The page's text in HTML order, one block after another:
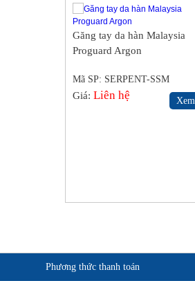
Găng tay da hàn Malaysia
Proguard Argon
Mã SP: SERPENT-SSM
Giá: Liên hệ Xem
Phương thức thanh toán